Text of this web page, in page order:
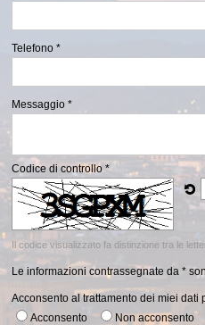
Telefono *
Messaggio *
Codice di controllo *
Il codice visualizzato fa distinzione tra le
Le informazioni contrassegnate da *
Acconsento al trattamento dei miei dati
Acconsento
Non acconsento